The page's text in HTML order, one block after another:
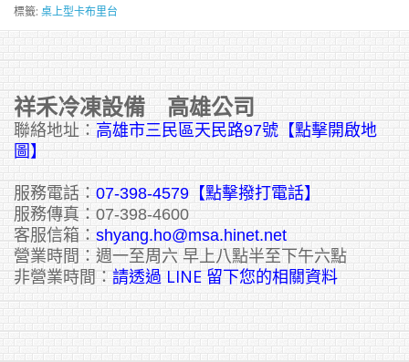
標籤: 桌上型卡布里台
祥禾冷凍設備 高雄公司
聯絡地址： 高雄市三民區天民路97號【點擊開啟地
圖】
服務電話： 07-398-4579【點擊撥打電話】
服務傳真：07-398-4600
客服信箱： shyang.ho@msa.hinet.net
營業時間：週一至周六 早上八點半至下午六點
非營業時間： 請透過 LINE 留下您的相關資料